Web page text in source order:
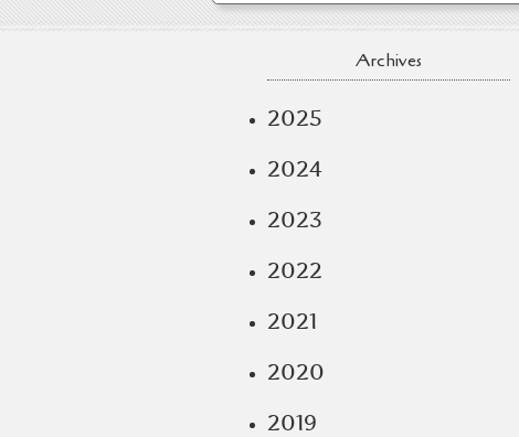
Archives
2025
2024
2023
2022
2021
2020
2019